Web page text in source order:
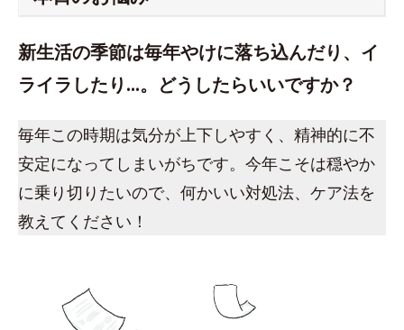
新生活の季節は毎年やけに落ち込んだり、イ
ライラしたり…。どうしたらいいですか？
毎年この時期は気分が上下しやすく、精神的に不
安定になってしまいがちです。今年こそは穏やか
に乗り切りたいので、何かいい対処法、ケア法を
教えてください！